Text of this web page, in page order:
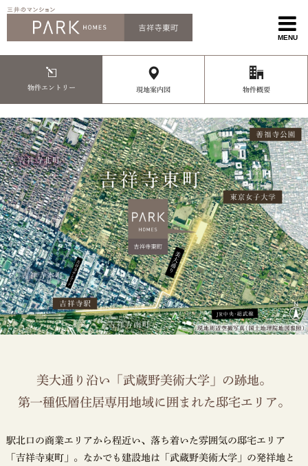
MENU
物件エントリー 現地案内図 物件概要
美大通り沿い「武蔵野美術大学」の跡地。
第一種低層住居専用地域に囲まれた邸宅エリア。
駅北口の商業エリアから程近い、落ち着いた雰囲気の邸宅エリア
「吉祥寺東町」。なかでも建設地は「武蔵野美術大学」の発祥地と